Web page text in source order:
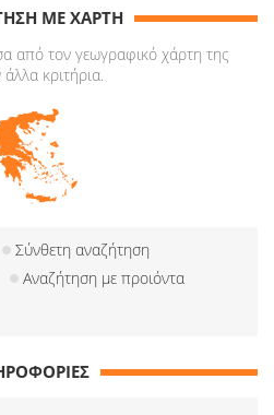
ΜΕ ΧΑΡΤΗ
από τον γεωγραφικό χάρτη της
κριτήρια.
Σύνθετη αναζήτηση
Αναζήτηση με προιόντα